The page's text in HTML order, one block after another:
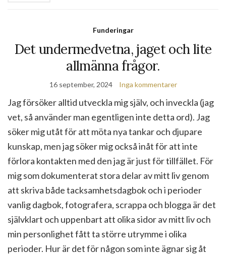
Funderingar
Det undermedvetna, jaget och lite
allmänna frågor.
16 september, 2024 Inga kommentarer
Jag försöker alltid utveckla mig själv, och inveckla (jag
vet, så använder man egentligen inte detta ord). Jag
söker mig utåt för att möta nya tankar och djupare
kunskap, men jag söker mig också inåt för att inte
förlora kontakten med den jag är just för tillfället. För
mig som dokumenterat stora delar av mitt liv genom
att skriva både tacksamhetsdagbok och i perioder
vanlig dagbok, fotografera, scrappa och blogga är det
självklart och uppenbart att olika sidor av mitt liv och
min personlighet fått ta större utrymme i olika
perioder. Hur är det för någon som inte ägnar sig åt